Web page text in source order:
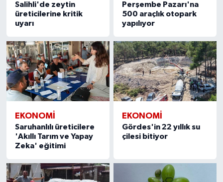
Salihli'de zeytin
üreticilerine kritik
uyarı
Perşembe Pazarı'na
500 araçlık otopark
yapılıyor
EKONOMİ
Saruhanlılı üreticilere
'Akıllı Tarım ve Yapay
Zeka' eğitimi
EKONOMİ
Gördes'in 22 yıllık su
çilesi bitiyor